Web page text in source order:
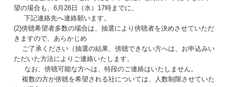
望の場合も、6月28日（水）17時までに、
下記連絡先へ連絡願います。
(2)傍聴希望者多数の場合は、抽選により傍聴者を決めさせていただ
きますので、あらかじめ
ご了承ください（抽選の結果、傍聴できない方へは、お申込みい
ただいた方法によりご連絡いたします。
なお、傍聴可能な方へは、特段のご連絡はいたしません。
複数の方が傍聴を希望される社については、人数制限させていた